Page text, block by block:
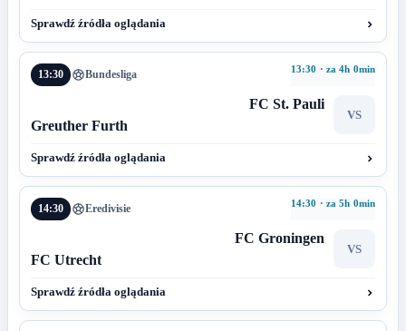
Sprawdź źródła oglądania
13:30 Bundesliga 13:30 · za 4h 0min
FC St. Pauli
VS
Greuther Furth
Sprawdź źródła oglądania
14:30 Eredivisie 14:30 · za 5h 0min
FC Groningen
VS
FC Utrecht
Sprawdź źródła oglądania